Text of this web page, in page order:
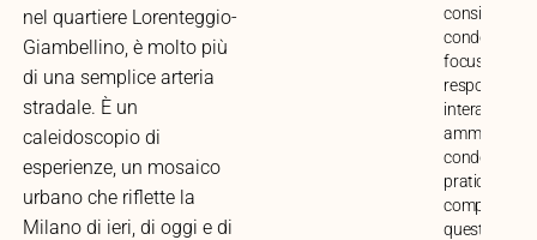
nel quartiere Lorenteggio-
Giambellino, è molto più
di una semplice arteria
stradale. È un
caleidoscopio di
esperienze, un mosaico
urbano che riflette la
Milano di ieri, di oggi e di
consiglio
focus su
interazione
condòmini.
pratica alla
questo